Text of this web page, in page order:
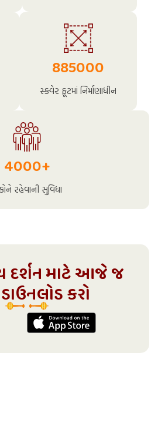
885000
સ્ક્વેર ફૂટમાં નિર્માણાધીન
4000+
રહેવાની સુવિધા
દર્શન માટે આજે જ
કરો